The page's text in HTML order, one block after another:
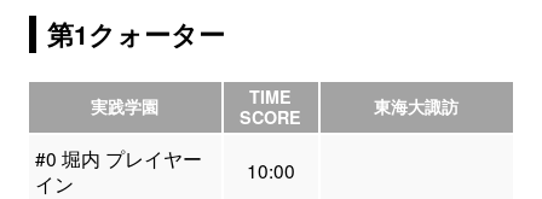
第1クォーター
実践学園
TIME
SCORE
東海大諏訪
#0 堀内 プレイヤー
イン
10:00